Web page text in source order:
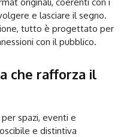
e lasciare il segno.
tutto è progettato per
con il pubblico.
che rafforza il
spazi, eventi e
e distintiva